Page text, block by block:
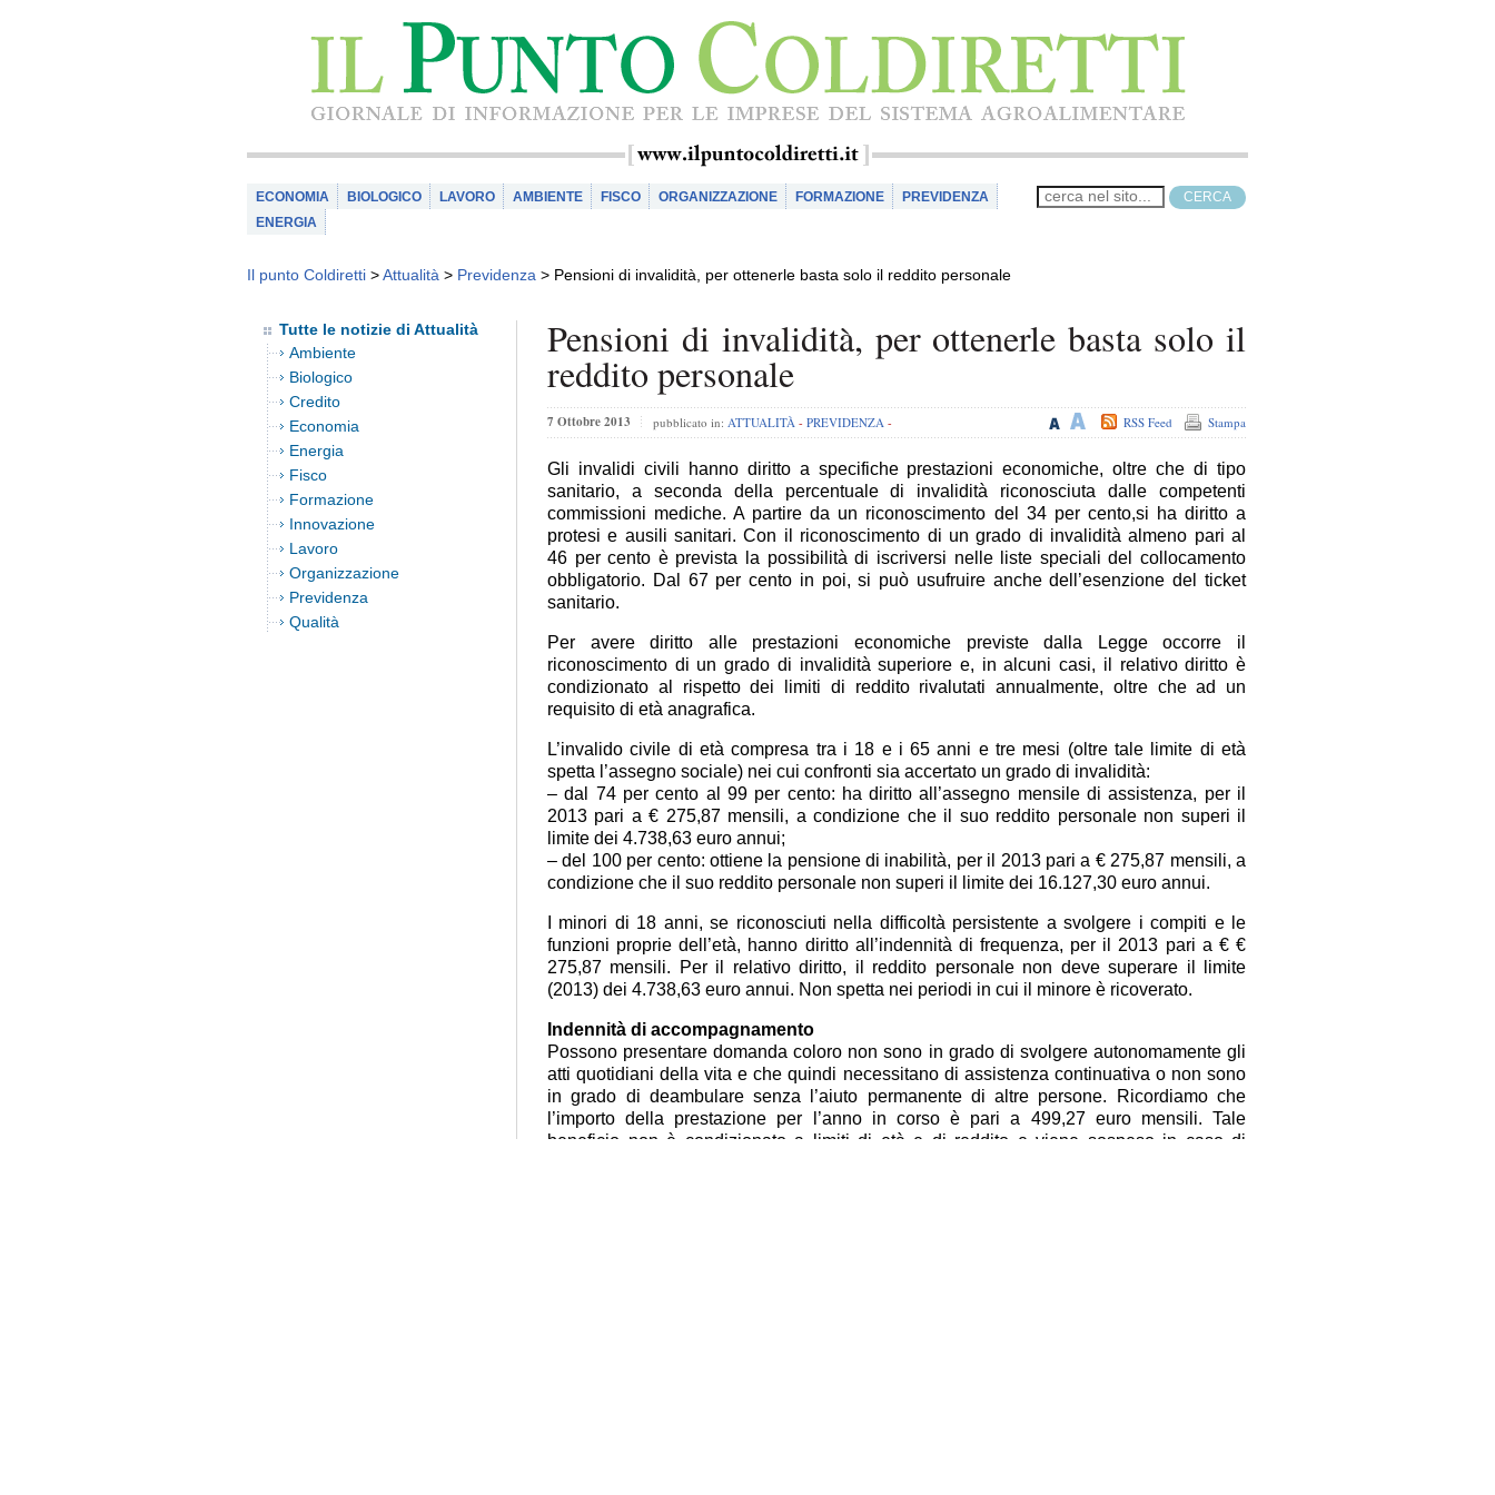
ECONOMIA BIOLOGICO LAVORO AMBIENTE FISCO ORGANIZZAZIONE FORMAZIONE
PREVIDENZA
ENERGIA
Il punto Coldiretti >Attualità > Previdenza > Pensioni di invalidità, per ottenerle basta solo il reddito personale
Tutte le notizie di Attualità
Ambiente
Biologico
Credito
Economia
Energia
Fisco
Formazione
Innovazione
Lavoro
Organizzazione
Previdenza
Qualità
Pensioni di invalidità, per ottenerle basta solo il
reddito personale
7 Ottobre 2013 pubblicato in: ATTUALITÀ - PREVIDENZA - Stampa
RSS Feed
Gli invalidi civili hanno diritto a specifiche prestazioni economiche, oltre che di tipo
sanitario, a seconda della percentuale di invalidità riconosciuta dalle competenti
commissioni mediche. A partire da un riconoscimento del 34 per cento,si ha diritto a
protesi e ausili sanitari. Con il riconoscimento di un grado di invalidità almeno pari al
46 per cento è prevista la possibilità di iscriversi nelle liste speciali del collocamento
obbligatorio. Dal 67 per cento in poi, si può usufruire anche dell’esenzione del ticket
sanitario.
Per avere diritto alle prestazioni economiche previste dalla Legge occorre il
riconoscimento di un grado di invalidità superiore e, in alcuni casi, il relativo diritto è
condizionato al rispetto dei limiti di reddito rivalutati annualmente, oltre che ad un
requisito di età anagrafica.
L’invalido civile di età compresa tra i 18 e i 65 anni e tre mesi (oltre tale limite di età
spetta l’assegno sociale) nei cui confronti sia accertato un grado di invalidità:
– dal 74 per cento al 99 per cento: ha diritto all’assegno mensile di assistenza, per il
2013 pari a € 275,87 mensili, a condizione che il suo reddito personale non superi il
limite dei 4.738,63 euro annui;
– del 100 per cento: ottiene la pensione di inabilità, per il 2013 pari a € 275,87 mensili, a
condizione che il suo reddito personale non superi il limite dei 16.127,30 euro annui.
I minori di 18 anni, se riconosciuti nella difficoltà persistente a svolgere i compiti e le
funzioni proprie dell’età, hanno diritto all’indennità di frequenza, per il 2013 pari a € €
275,87 mensili. Per il relativo diritto, il reddito personale non deve superare il limite
(2013) dei 4.738,63 euro annui. Non spetta nei periodi in cui il minore è ricoverato.
Indennità di accompagnamento
Possono presentare domanda coloro non sono in grado di svolgere autonomamente gli
atti quotidiani della vita e che quindi necessitano di assistenza continuativa o non sono
in grado di deambulare senza l’aiuto permanente di altre persone. Ricordiamo che
l’importo della prestazione per l’anno in corso è pari a 499,27 euro mensili. Tale
beneficio non è condizionato a limiti di età e di reddito e viene sospeso in caso di